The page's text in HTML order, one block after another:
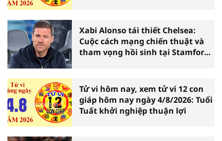
Xabi Alonso tái thiết Chelsea:
Cuộc cách mạng chiến thuật và
tham vọng hồi sinh tại Stamford
Tử vi hôm nay, xem tử vi 12 con
giáp hôm nay ngày 4/8/2026: Tuổi
Tuất khởi nghiệp thuận lợi